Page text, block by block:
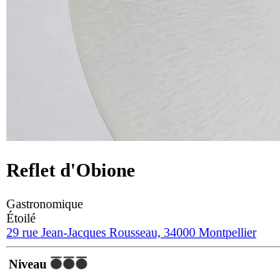
Reflet d'Obione
Gastronomique
Étoilé
29 rue Jean-Jacques Rousseau, 34000 Montpellier
Niveau